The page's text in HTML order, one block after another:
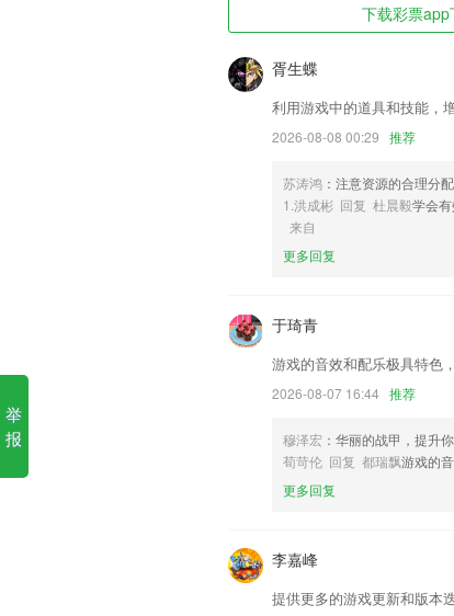
1,图片翻译：随时随地拍照取词，
2,邀请专业医师入驻，可以随时解
3,给不一样年龄层的少年儿童们出
4,提升培训效果，提供全面的培训
6,这款软件中的界面是非常简洁的
彩票app下载版本大全最
1.操作简单，容易上手。
3.快，数秒出报告，大数据动态指
4.【采用AI大数据技术准确评估普
5.根据所有用户做题数据,系统自
6.智能生成课堂成绩报告，掌握知识
福利中心上线啦，签到分享赚话费；
美颜相机效果优化
下载彩票
胥生蝶
利用游戏中的道具和技能，
2026-08-08 00:29 推荐
苏涛鸿 ：注意资源的合理分
1.洪成彬 回复 杜晨毅学会
来自
更多回复
于琦青
游戏的音效和配乐极具特色
2026-08-07 16:44 推荐
穆泽宏 ：华丽的战甲，提升
荀苛伦 回复 都瑞飘游戏的
更多回复
李嘉峰
提供更多的游戏更新和版本
举
报